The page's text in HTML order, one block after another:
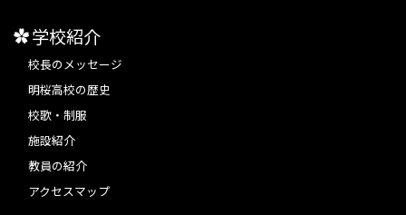
学校紹介
校長のメッセージ
明桜高校の歴史
校歌・制服
施設紹介
教員の紹介
アクセスマップ